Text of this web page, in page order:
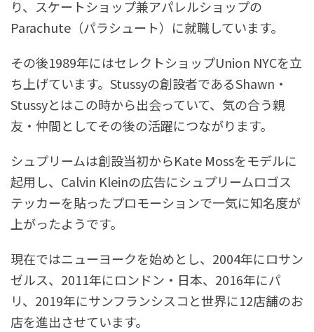
り、スケートショップ兼アパレルショップの
Parachute（パラシュート）に就職しています。
その後1989年にはセレクトショップUnion NYCを立
ち上げています。Stussyの創設者であるShawn・
Stussyとはこの時から出会っていて、気の合う親
友・仲間としてその後の活躍につながります。
シュプリームは創設当初からKate Mossをモデルに
起用し、Calvin Kleinの広告にシュプリームロゴス
テッカーを貼ったプロモーションで一気に知名度が
上がったようです。
現在ではニューヨークを始めとし、2004年にロサン
ゼルス、2011年にロンドン・日本、2016年にパ
リ、2019年にサンフランシスコと世界に12店舗のお
店を進出させています。